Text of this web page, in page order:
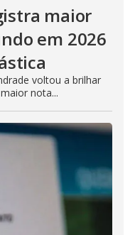
maior
em 2026
voltou a brilhar
nota...